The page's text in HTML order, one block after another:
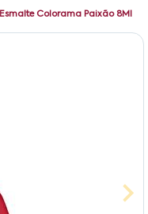
Esmalte Colorama Paixão 8Ml